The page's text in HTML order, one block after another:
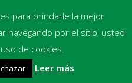
para brindarle la mejor
navegando por el sitio, usted
de cookies.
Leer más